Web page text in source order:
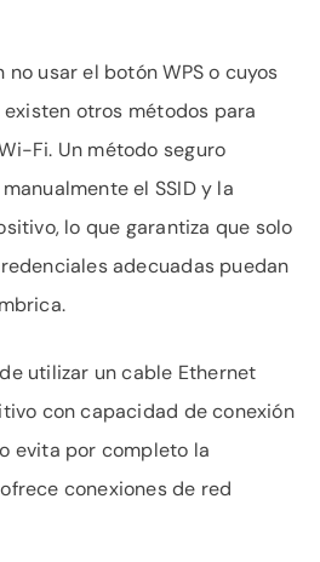
usar el botón WPS o cuyos
otros métodos para
Fi. Un método seguro
el SSID y la
lo que garantiza que solo
adecuadas puedan
utilizar un cable Ethernet
con capacidad de conexión
evita por completo la
conexiones de red